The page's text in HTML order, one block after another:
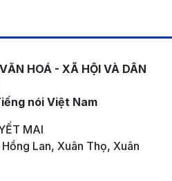
HOÁ - XÃ HỘI VÀ DÂN
nói Việt Nam
MAI
Lan, Xuân Thọ, Xuân